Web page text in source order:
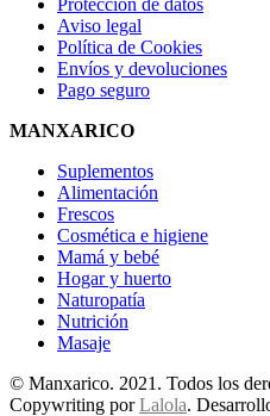
Protección de datos
Aviso legal
Política de Cookies
Envíos y devoluciones
Pago seguro
MANXARICO
Suplementos
Alimentación
Frescos
Cosmética e higiene
Mamá y bebé
Hogar y huerto
Naturopatía
Nutrición
Masaje
© Manxarico. 2021. Todos los
Copywriting porLalola.